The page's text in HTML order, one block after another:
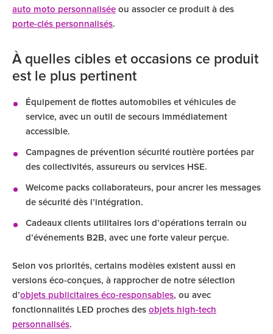
auto moto personnalisée ou associer ce produit à des
porte-clés personnalisés.
À quelles cibles et occasions ce produit
est le plus pertinent
Équipement de flottes automobiles et véhicules de
service, avec un outil de secours immédiatement
accessible.
Campagnes de prévention sécurité routière portées par
des collectivités, assureurs ou services HSE.
Welcome packs collaborateurs, pour ancrer les messages
de sécurité dès l’intégration.
Cadeaux clients utilitaires lors d’opérations terrain ou
d’événements B2B, avec une forte valeur perçue.
Selon vos priorités, certains modèles existent aussi en
versions éco-conçues, à rapprocher de notre sélection
d’objets publicitaires éco-responsables, ou avec
fonctionnalités LED proches des objets high-tech
personnalisés.